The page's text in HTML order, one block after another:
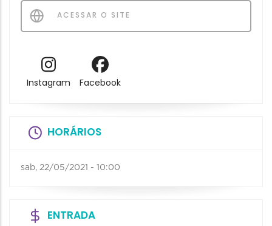
ACESSAR O SITE
Instagram Facebook
HORÁRIOS
sab, 22/05/2021 - 10:00
ENTRADA